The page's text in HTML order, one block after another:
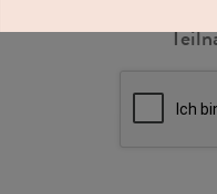
Ich